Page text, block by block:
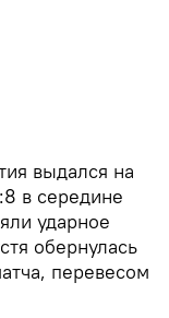
выдался на
в середине
ударное
обернулась
перевесом